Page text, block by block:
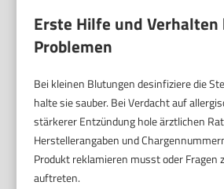
Erste Hilfe und Verhalten
Problemen
Bei kleinen Blutungen desinfiziere die
halte sie sauber. Bei Verdacht auf
stärkerer Entzündung hole ärztlichen
Herstellerangaben und
Produkt reklamieren musst oder Fragen
auftreten.